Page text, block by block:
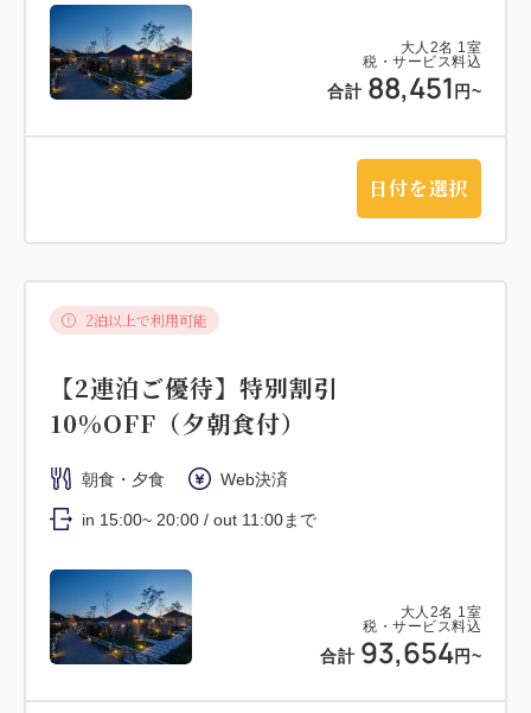
大人 2名 1 室
税・サービス料込
合計 88,451 円~
日付を選択
大人 2名 1 室
税・サービス料込
合計 93,654円~
2泊以上で利用可能
【2連泊ご優待】特別割引
10%OFF（夕朝食付）
朝食・夕食 Web決済
in 15:00~ 20:00 / out 11:00まで